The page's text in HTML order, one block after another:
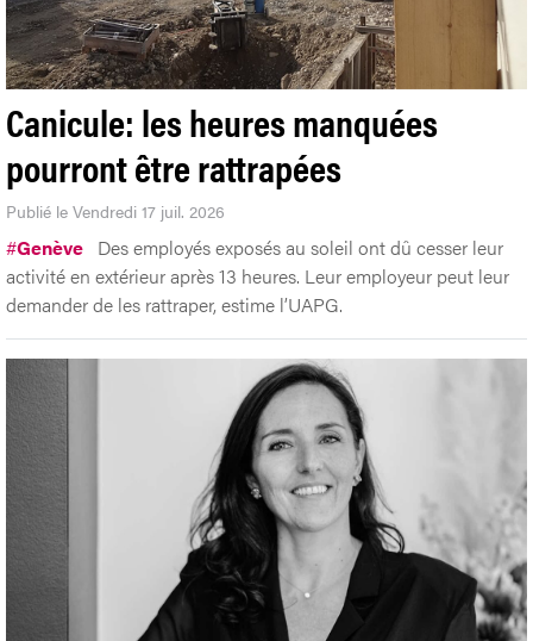
Canicule: les heures manquées
pourront être rattrapées
Publié le Vendredi 17 juil. 2026
#Genève Des employés exposés au soleil ont dû cesser leur
activité en extérieur après 13 heures. Leur employeur peut leur
demander de les rattraper, estime l’UAPG.